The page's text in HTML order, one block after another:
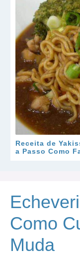
Receita de
a Passo Como
Como
Muda